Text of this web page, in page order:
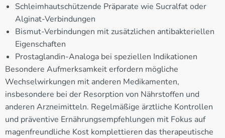
Schleimhautschützende Präparate wie Sucralfat oder
Alginat-Verbindungen
Bismut-Verbindungen mit zusätzlichen antibakteriellen
Eigenschaften
Prostaglandin-Analoga bei speziellen Indikationen
Besondere Aufmerksamkeit erfordern mögliche
Wechselwirkungen mit anderen Medikamenten,
insbesondere bei der Resorption von Nährstoffen und
anderen Arzneimitteln. Regelmäßige ärztliche Kontrollen
und präventive Ernährungsempfehlungen mit Fokus auf
magenfreundliche Kost komplettieren das therapeutische